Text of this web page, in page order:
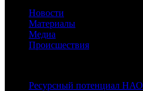
Новости
Материалы
Медиа
Происшествия
Ресурсный потенциал НАО